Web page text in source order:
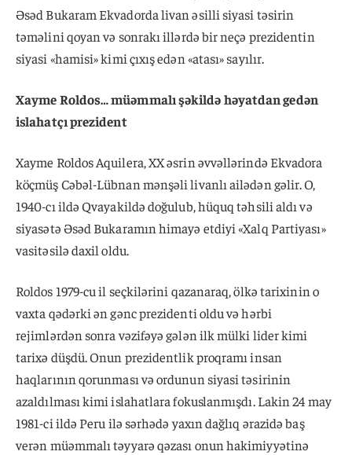
Əsəd Bukaram Ekvadorda livan əsilli siyasi təsirin
təməlini qoyan və sonrakı illərdə bir neçə prezidentin
siyasi «hamisi» kimi çıxış edən «atası» sayılır.
Xayme Roldos… müəmmalı şəkildə həyatdan gedən
islahatçı prezident
Xayme Roldos Aquilera, XX əsrin əvvəllərində Ekvadora
köçmüş Cəbəl-Lübnan mənşəli livanlı ailədən gəlir. O,
1940-cı ildə Qvayakildə doğulub, hüquq təhsili aldı və
siyasətə Əsəd Bukaramın himayə etdiyi «Xalq Partiyası»
vasitəsilə daxil oldu.
Roldos 1979-cu il seçkilərini qazanaraq, ölkə tarixinin o
vaxta qədərki ən gənc prezidenti oldu və hərbi
rejimlərdən sonra vəzifəyə gələn ilk mülki lider kimi
tarixə düşdü. Onun prezidentlik proqramı insan
haqlarının qorunması və ordunun siyasi təsirinin
azaldılması kimi islahatlara fokuslanmışdı. Lakin 24 may
1981-ci ildə Peru ilə sərhədə yaxın dağlıq ərazidə baş
verən müəmmalı təyyarə qəzası onun hakimiyyətinə